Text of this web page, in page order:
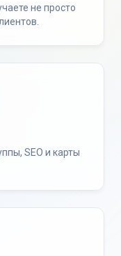
не просто
SEO и карты